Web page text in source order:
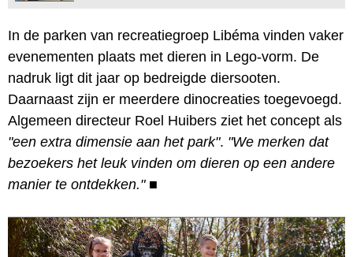
In de parken van recreatiegroep Libéma vinden vaker
evenementen plaats met dieren in Lego-vorm. De
nadruk ligt dit jaar op bedreigde diersooten.
Daarnaast zijn er meerdere dinocreaties toegevoegd.
Algemeen directeur Roel Huibers ziet het concept als
"een extra dimensie aan het park". "We merken dat
bezoekers het leuk vinden om dieren op een andere
manier te ontdekken." ■